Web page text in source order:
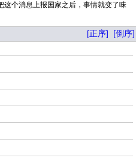
这个消息上报国家之后，事情就变了味
[正序]
[倒序]